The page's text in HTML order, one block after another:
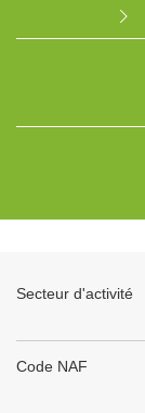
Secteur d'activité
Code NAF